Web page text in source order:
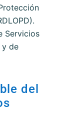
Servicios
y de
del